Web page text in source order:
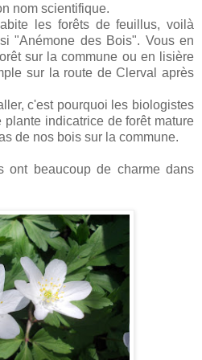
nom scientifique.
les forêts de feuillus, voilà
"Anémone des Bois". Vous en
sur la commune ou en lisière
sur la route de Clerval après
c'est pourquoi les biologistes
plante indicatrice de forêt mature
de nos bois sur la commune.
ont beaucoup de charme dans